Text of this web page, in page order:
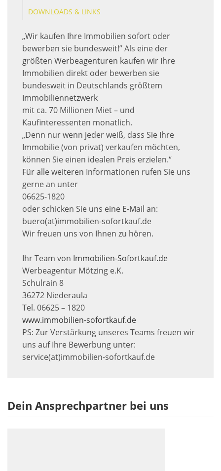
DOWNLOADS & LINKS
„Wir kaufen Ihre Immobilien sofort oder
bewerben sie bundesweit!” Als eine der
größten Werbeagenturen kaufen wir Ihre
Immobilien direkt oder bewerben sie
bundesweit in Deutschlands größtem
Immobiliennetzwerk
mit ca. 70 Millionen Miet – und
Kaufinteressenten monatlich.
„Denn nur wenn jeder weiß, dass Sie Ihre
Immobilie (von privat) verkaufen möchten,
können Sie einen idealen Preis erzielen.“
Für alle weiteren Informationen rufen Sie uns
gerne an unter
06625-1820
oder schicken Sie uns eine E-Mail an:
buero(at)immobilien-sofortkauf.de
Wir freuen uns von Ihnen zu hören.
Ihr Team von Immobilien-Sofortkauf.de
Werbeagentur Mötzing e.K.
Schulrain 8
36272 Niederaula
Tel. 06625 – 1820
www.immobilien-sofortkauf.de
PS: Zur Verstärkung unseres Teams freuen wir
uns auf Ihre Bewerbung unter:
service(at)immobilien-sofortkauf.de
Dein Ansprechpartner bei uns